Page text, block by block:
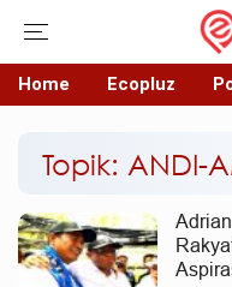
Home Ecopluz
Topik: ANDI-